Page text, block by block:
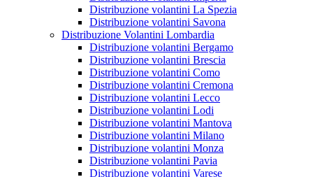
Distribuzione volantini La Spezia
Distribuzione volantini Savona
Distribuzione Volantini Lombardia
Distribuzione volantini Bergamo
Distribuzione volantini Brescia
Distribuzione volantini Como
Distribuzione volantini Cremona
Distribuzione volantini Lecco
Distribuzione volantini Lodi
Distribuzione volantini Mantova
Distribuzione volantini Milano
Distribuzione volantini Monza
Distribuzione volantini Pavia
Distribuzione volantini Varese